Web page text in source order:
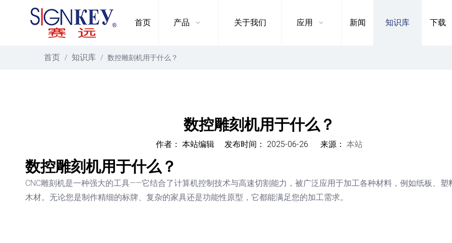
首页 产品 关于我们 应用 新闻 知识库 下载
首页 / 知识库 / 数控雕刻机用于什么？
数控雕刻机用于什么？
作者： 本站编辑 发布时间： 2025-06-26 来源： 本站
["facebook","twitter","line","wechat","linkedin","pinterest","whatsapp","kakao"]
数控雕刻机用于什么？
CNC雕刻机是一种强大的工具——它结合了计算机控制技术与高速切割能力，被广泛应用于加工各种材料，例如纸板、塑
木材。无论您是制作精细的标牌、复杂的家具还是功能性原型，它都能满足您的加工需求。